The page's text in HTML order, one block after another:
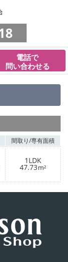
電話で
問い合わせる
間取り/専有面積
1LDK
47.73m²